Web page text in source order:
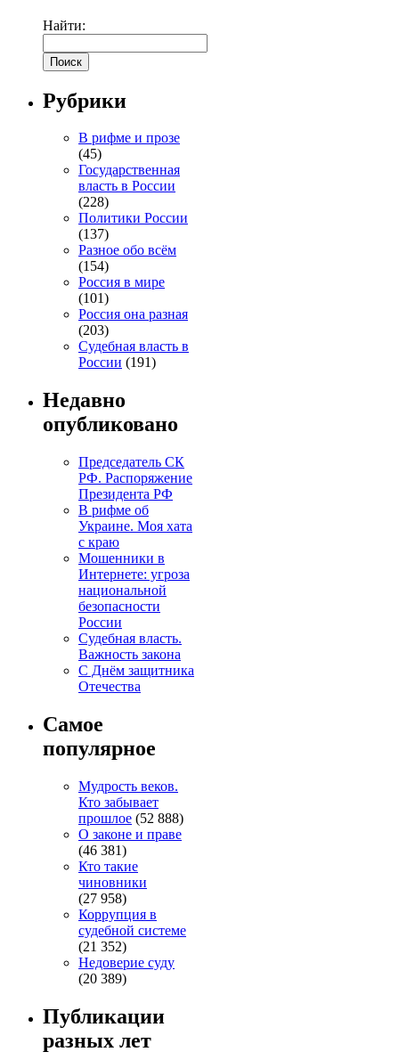
Найти:
Рубрики
В рифме и прозе
(45)
Государственная
власть в России
(228)
Политики России
(137)
Разное обо всём
(154)
Россия в мире
(101)
Россия она разная
(203)
Судебная власть в
России (191)
Недавно
опубликовано
Председатель СК
РФ. Распоряжение
Президента РФ
В рифме об
Украине. Моя хата
с краю
Мошенники в
Интернете: угроза
национальной
безопасности
России
Судебная власть.
Важность закона
С Днём защитника
Отечества
Самое
популярное
Мудрость веков.
Кто забывает
прошлое (52 888)
О законе и праве
(46 381)
Кто такие
чиновники
(27 958)
Коррупция в
судебной системе
(21 352)
Недоверие суду
(20 389)
Публикации
разных лет